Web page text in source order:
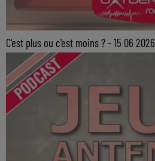
C'est plus ou c'est moins ? - 15 06 2026